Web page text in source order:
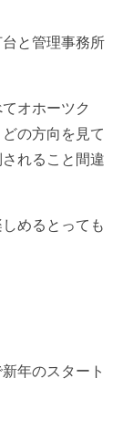
と管理事務所
オホーツク
の方向を見て
れること間違
めるとっても
年のスタート